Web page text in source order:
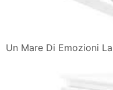
Il Mare Di Baricco Un